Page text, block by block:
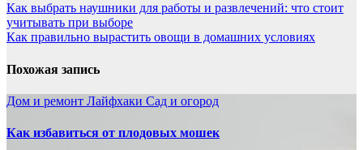
Как выбрать наушники для работы и развлечений: что стоит
учитывать при выборе
Как правильно вырастить овощи в домашних условиях
Похожая запись
Дом и ремонт Лайфхаки Сад и огород
Как избавиться от плодовых мошек